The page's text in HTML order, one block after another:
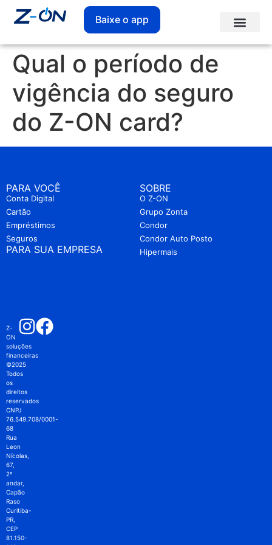
Baixe o app
Qual o período de
vigência do seguro
do Z-ON card?
PARA VOCÊ
Conta Digital
Cartão
Empréstimos
Seguros
PARA SUA EMPRESA
SOBRE
O Z-ON
Grupo Zonta
Condor
Condor Auto Posto
Hipermais
Z-
ON
soluções
financeiras
©2025
Todos
os
direitos
reservados
CNPJ
76.549.708/0001-
68
Rua
Leon
Nícolas,
67,
2º
andar,
Capão
Raso
Curitiba-
PR,
CEP
81.150-